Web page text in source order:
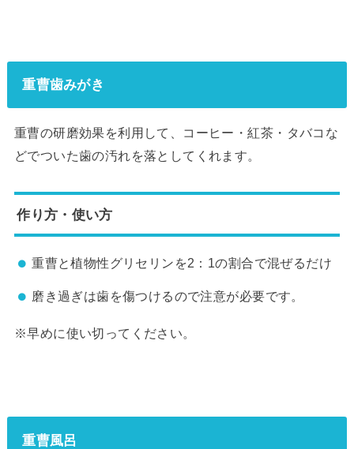
重曹歯みがき
重曹の研磨効果を利用して、コーヒー・紅茶・タバコな
どでついた歯の汚れを落としてくれます。
作り方・使い方
重曹と植物性グリセリンを2：1の割合で混ぜるだけ
磨き過ぎは歯を傷つけるので注意が必要です。
※早めに使い切ってください。
重曹風呂